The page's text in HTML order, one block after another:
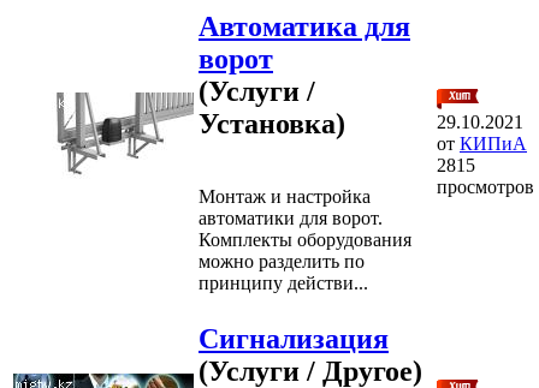
Автоматика для
ворот
(Услуги /
Установка)
Монтаж и настройка
автоматики для ворот.
Комплекты оборудования
можно разделить по
принципу действи...
29.10.2021
от КИПиА
2815
просмотров
Сигнализация
(Услуги / Другое)